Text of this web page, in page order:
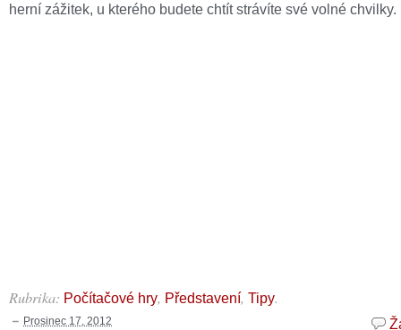
herní zážitek, u kterého budete chtít strávíte své volné chvilky.
Rubrika: Počítačové hry, Představení, Tipy.
Prosinec 17, 2012